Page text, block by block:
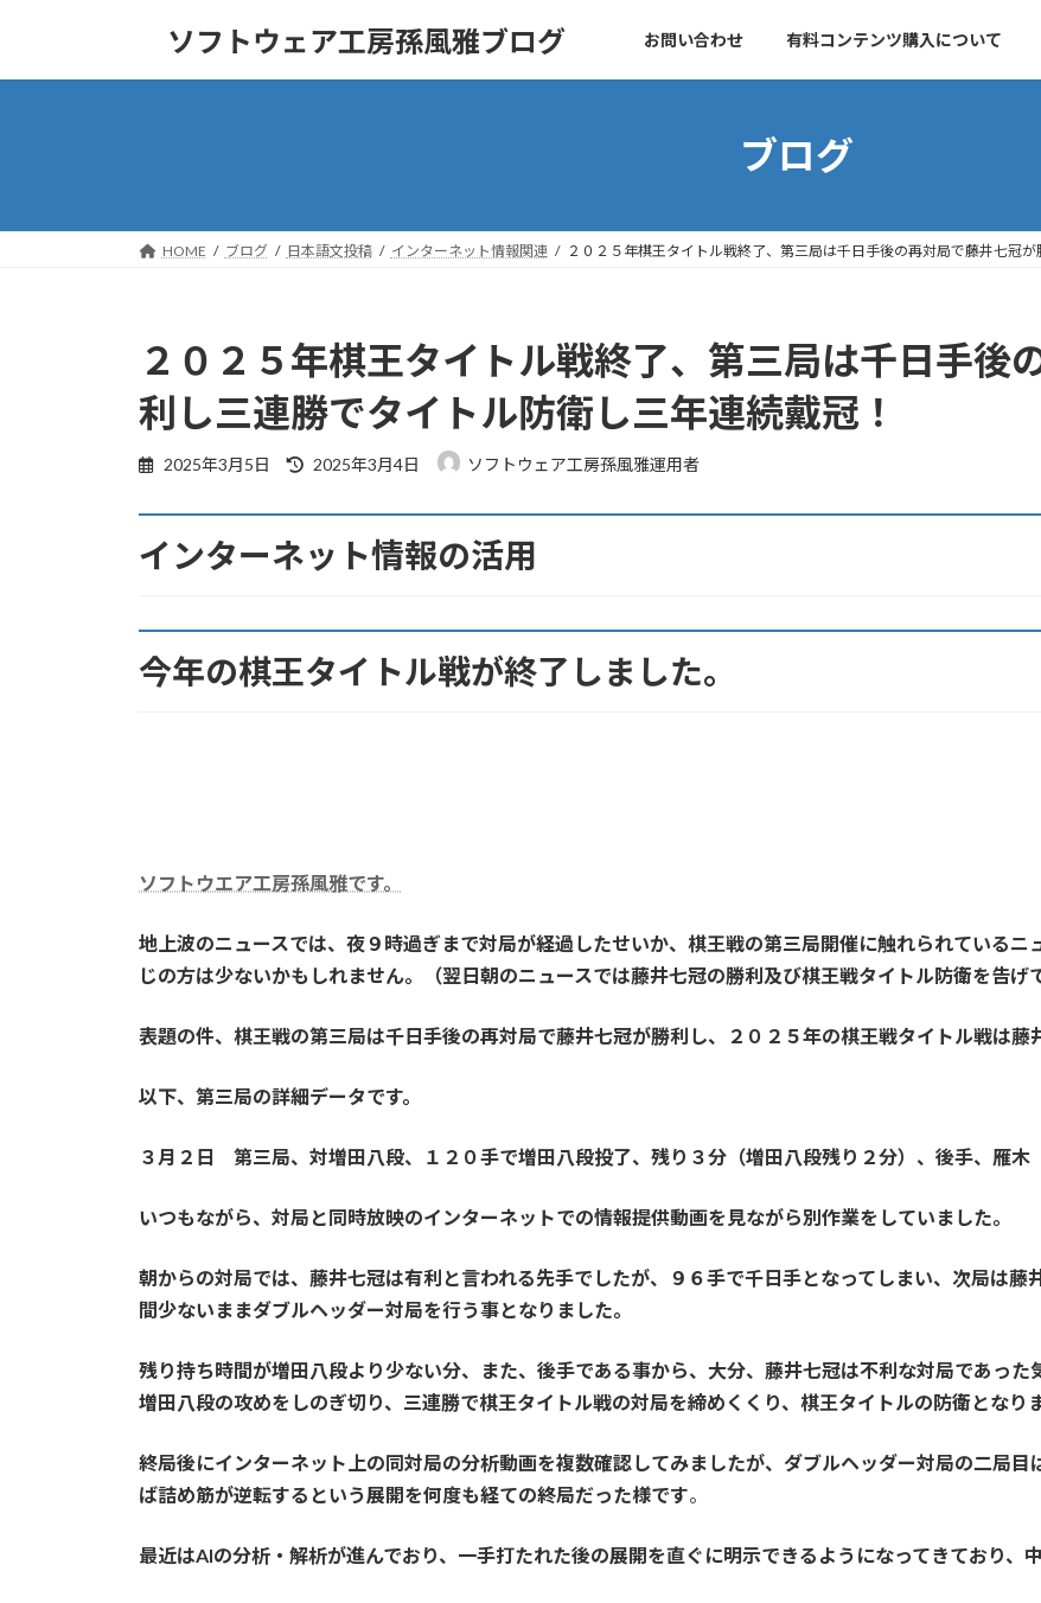
ソフトウェア工房孫風雅ブログ お問い合わせ 有料コンテンツ購入について
ブログ
HOME ブログ 日本語文投稿 インターネット情報関連 ２０２５年棋王タイトル戦終了、第三局は千日手後の再対局で藤井七冠
２０２５年棋王タイトル戦終了、第三局は千日手後
利し三連勝でタイトル防衛し三年連続戴冠！
2025年3月5日
最
日
時
2025年3月4日 ソフトウェア工房孫風雅運用者
インターネット情報の活用
今年の棋王タイトル戦が終了しました。
ソフトウエア工房孫風雅です。
地上波のニュースでは、夜９時過ぎまで対局が経過したせいか、棋王戦の第三局開催に触れられているニ
じの方は少ないかもしれません。（翌日朝のニュースでは藤井七冠の勝利及び棋王戦タイトル防衛を告げ
表題の件、棋王戦の第三局は千日手後の再対局で藤井七冠が勝利し、２０２５年の棋王戦タイトル戦は藤
以下、第三局の詳細データです。
３月２日 第三局、対増田八段、１２０手で増田八段投了、残り３分（増田八段残り２分）、後手、雁木
いつもながら、対局と同時放映のインターネットでの情報提供動画を見ながら別作業をしていました。
朝からの対局では、藤井七冠は有利と言われる先手でしたが、９６手で千日手となってしまい、次局は
間少ないままダブルヘッダー対局を行う事となりました。
残り持ち時間が増田八段より少ない分、また、後手である事から、大分、藤井七冠は不利な対局であった
増田八段の攻めをしのぎ切り、三連勝で棋王タイトル戦の対局を締めくくり、棋王タイトルの防衛となり
終局後にインターネット上の同対局の分析動画を複数確認してみましたが、ダブルヘッダー対局の二局
ば詰め筋が逆転するという展開を何度も経ての終局だった様です。
最近はAIの分析・解析が進んでおり、一手打たれた後の展開を直ぐに明示できるようになってきており、